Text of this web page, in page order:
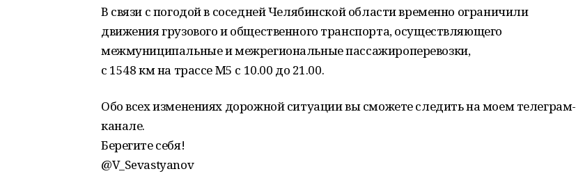
В связи с погодой в соседней Челябинской области временно ограничили
движения грузового и общественного транспорта, осуществляющего
межмуниципальные и межрегиональные пассажироперевозки,
с 1548 км на трассе М5 с 10.00 до 21.00.
Обо всех изменениях дорожной ситуации вы сможете следить на моем телеграм-
канале.
Берегите себя!
@V_Sevastyanov